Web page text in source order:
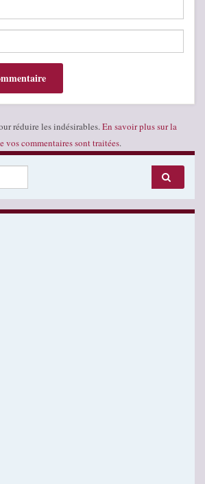
réduire les indésirables. En savoir plus sur la
vos commentaires sont traitées.